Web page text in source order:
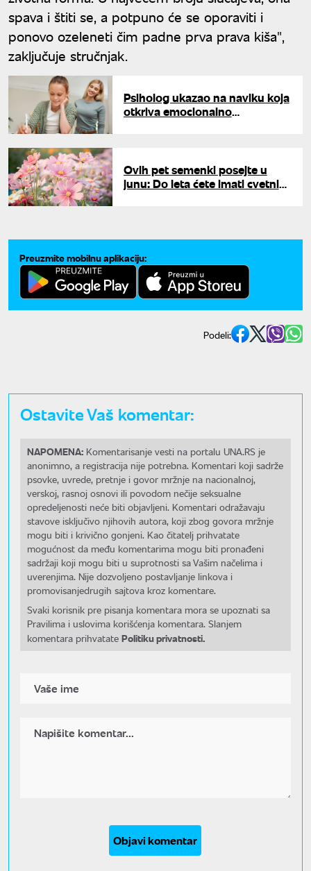
spava i štiti se, a potpuno će se oporaviti i
ponovo ozeleneti čim padne prva prava kiša",
zaključuje stručnjak.
Psiholog ukazao na naviku koja
otkriva emocionalno
Ovih pet semenki posejte u
junu: Do leta ćete imati cvetni
Preuzmite mobilnu aplikaciju:
Podeli:
Ostavite Vaš komentar:
NAPOMENA: Komentarisanje vesti na portalu UNA.RS je
anonimno, a registracija nije potrebna. Komentari koji sadrže
psovke, uvrede, pretnje i govor mržnje na nacionalnoj,
verskoj, rasnoj osnovi ili povodom nečije seksualne
opredeljenosti neće biti objavljeni. Komentari odražavaju
stavove isključivo njihovih autora, koji zbog govora mržnje
mogu biti i krivično gonjeni. Kao čitatelj prihvatate
mogućnost da među komentarima mogu biti pronađeni
sadržaji koji mogu biti u suprotnosti sa Vašim načelima i
uverenjima. Nije dozvoljeno postavljanje linkova i
promovisanjedrugih sajtova kroz komentare.
Svaki korisnik pre pisanja komentara mora se upoznati sa
Pravilima i uslovima korišćenja komentara. Slanjem
komentara prihvatate Politiku privatnosti.
Objavi komentar